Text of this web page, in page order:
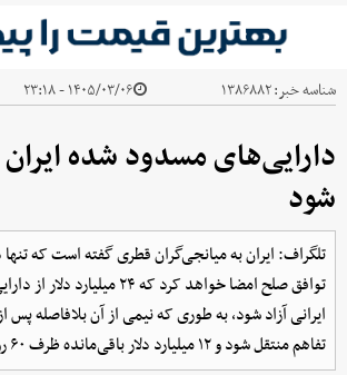
شناسه خبر:۱۳۸۶۸۸۲ ۱۴۰۵/۰۳/۰۶ - ۲۳:۱۸
دارایی‌های مسدود شده ایران
شود
تلگراف: ایران به میانجی‌گران قطری گفته است که تنها
توافق صلح امضا خواهد کرد که ۲۴
ایرانی آزاد شود، به طوری که نیمی از آن بلافاصله پس
تفاهم منتقل شود و ۱۲ میلیارد دلار باقی‌مانده ظرف ۶۰ روز آزاد گردد.